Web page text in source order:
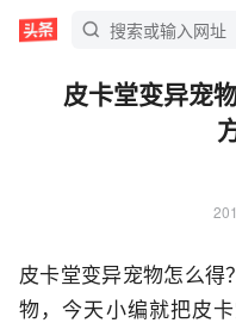
皮卡堂变异宠
皮卡堂变异宠物怎么得
物，今天小编就把皮